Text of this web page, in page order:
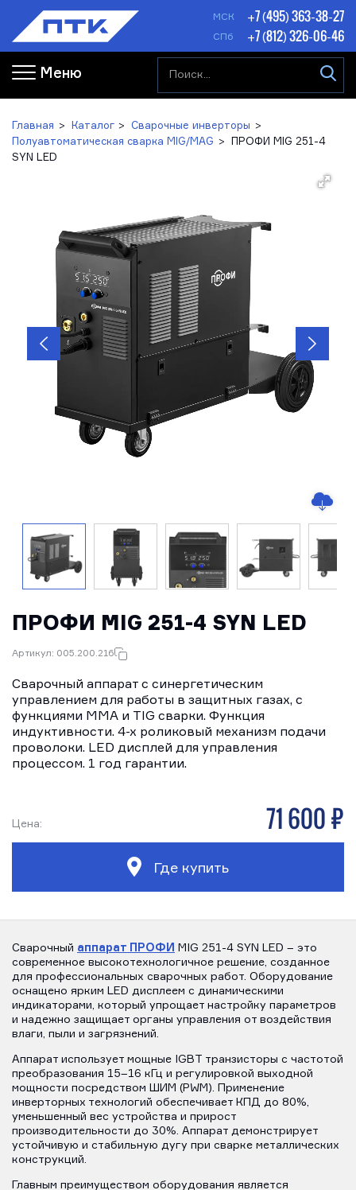
МСК +7 (495) 363-38-27
СПб +7 (812) 326-06-46
Меню
Главная Каталог
Сварочные инверторы
Полуавтоматическая сварка MIG/MAG
ПРОФИ MIG 251-4
SYN LED
ПРОФИ MIG 251-4 SYN LED
Артикул: 005.200.216
Сварочный аппарат с синергетическим
управлением для работы в защитных газах, с
функциями MMA и TIG сварки. Функция
индуктивности. 4-х роликовый механизм подачи
проволоки. LED дисплей для управления
процессом. 1 год гарантии.
Цена: 71 600 р
Где купить
Сварочный аппарат ПРОФИ MIG 251-4 SYN LED – это
современное высокотехнологичное решение, созданное
для профессиональных сварочных работ. Оборудование
оснащено ярким LED дисплеем с динамическими
индикаторами, который упрощает настройку параметров
и надежно защищает органы управления от воздействия
влаги, пыли и загрязнений.
Аппарат использует мощные IGBT транзисторы с частотой
преобразования 15–16 кГц и регулировкой выходной
мощности посредством ШИМ (PWM). Применение
инверторных технологий обеспечивает КПД до 80%,
уменьшенный вес устройства и прирост
производительности до 30%. Аппарат демонстрирует
устойчивую и стабильную дугу при сварке металлических
конструкций.
Главным преимуществом оборудования является